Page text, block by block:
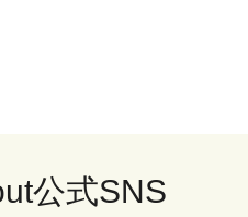
公式SNS